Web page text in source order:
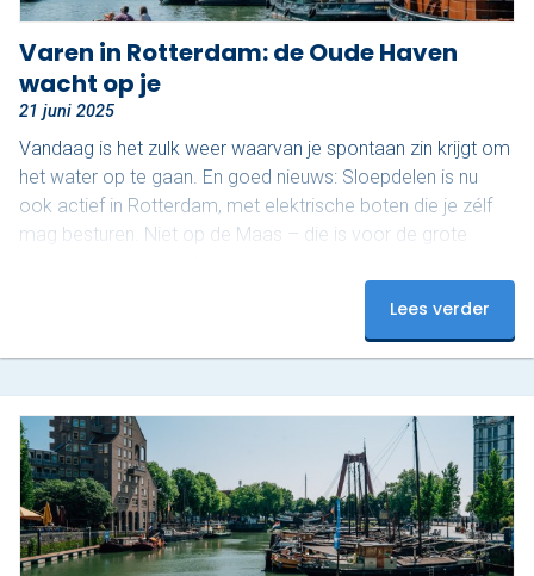
Varen in Rotterdam: de Oude Haven
wacht op je
21 juni 2025
Vandaag is het zulk weer waarvan je spontaan zin krijgt om
het water op te gaan. En goed nieuws: Sloepdelen is nu
ook actief in Rotterdam, met elektrische boten die je zélf
mag besturen. Niet op de Maas – die is voor de grote
Haven. En dat maakt het juist zo relaxed. Ontdek het
mooiste stukje van Rotterdam De Oude Haven is een van
Lees verder